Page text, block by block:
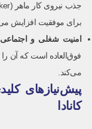
برای موفقیت افزایش
امنیت شغلی و اجتماعی
فوق‌العاده است که آن را
می‌کند.
پیش‌نیازهای
کانادا